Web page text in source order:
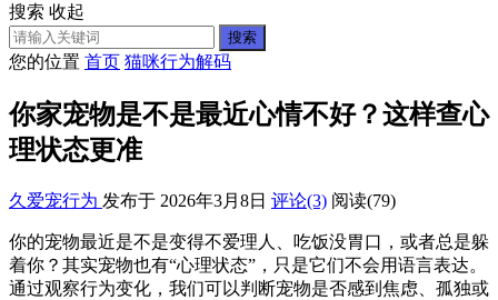
搜索 收起
搜索
您的位置 首页 猫咪行为解码
你家宠物是不是最近心情不好？这样查心
理状态更准
久爱宠行为 发布于 2026年3月8日 评论(3) 阅读(79)
你的宠物最近是不是变得不爱理人、吃饭没胃口，或者总是躲
着你？其实宠物也有“心理状态”，只是它们不会用语言表达。
通过观察行为变化，我们可以判断宠物是否感到焦虑、孤独或